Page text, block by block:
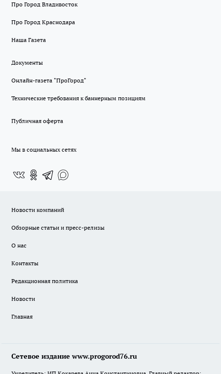
Про Город Владивосток
Про Город Краснодара
Наша Газета
Документы
Онлайн-газета "ПроГород"
Технические требования к баннерным позициям
Публичная оферта
Мы в социальных сетях
Новости компаний
Обзорные статьи и пресс-релизы
О нас
Контакты
Редакционная политика
Новости
Главная
Сетевое издание www.progorod76.ru